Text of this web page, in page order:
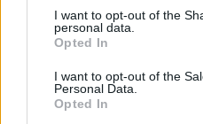
I want to opt-out of the
personal data.
Opted In
I want to opt-out of the
Personal Data.
Opted In
anche dalla distanza
chiamato a controllare.
Sarebbe infatti un
riforma come una